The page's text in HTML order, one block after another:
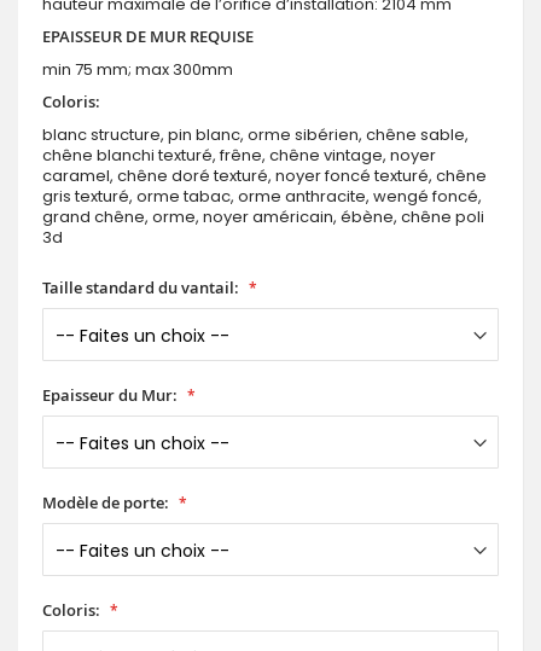
EPAISSEUR DE MUR REQUISE
min 75 mm; max 300mm
Coloris:
blanc structure, pin blanc, orme sibérien, chêne sable,
chêne blanchi texturé, frêne, chêne vintage, noyer
caramel, chêne doré texturé, noyer foncé texturé, chêne
gris texturé, orme tabac, orme anthracite, wengé foncé,
grand chêne, orme, noyer américain, ébène, chêne poli
3d
Taille standard du vantail:
Epaisseur du Mur:
Modèle de porte:
Coloris: